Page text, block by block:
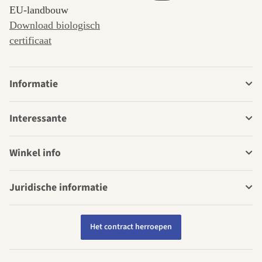
EU-landbouw
Download biologisch
certificaat
Informatie
Interessante
Winkel info
Juridische informatie
Het contract herroepen